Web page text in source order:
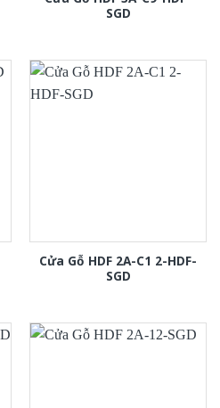
SGD
Cửa Gỗ HDF 2A-C1 2-HDF-
SGD